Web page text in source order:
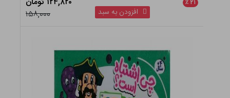
۲۱ ٪
۱۵۸,۰۰۰
افزودن به سبد